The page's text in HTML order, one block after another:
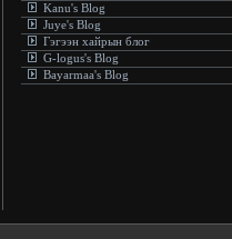
Kanu's Blog
Juye's Blog
Гэгээн хайрын блог
G-logus's Blog
Bayarmaa's Blog